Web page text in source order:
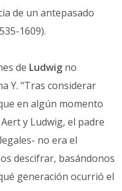
de un antepasado
1609).
de Ludwig no
Y. "Tras considerar
en algún momento
y Ludwig, el padre
no era el
descifrar, basándonos
generación ocurrió el